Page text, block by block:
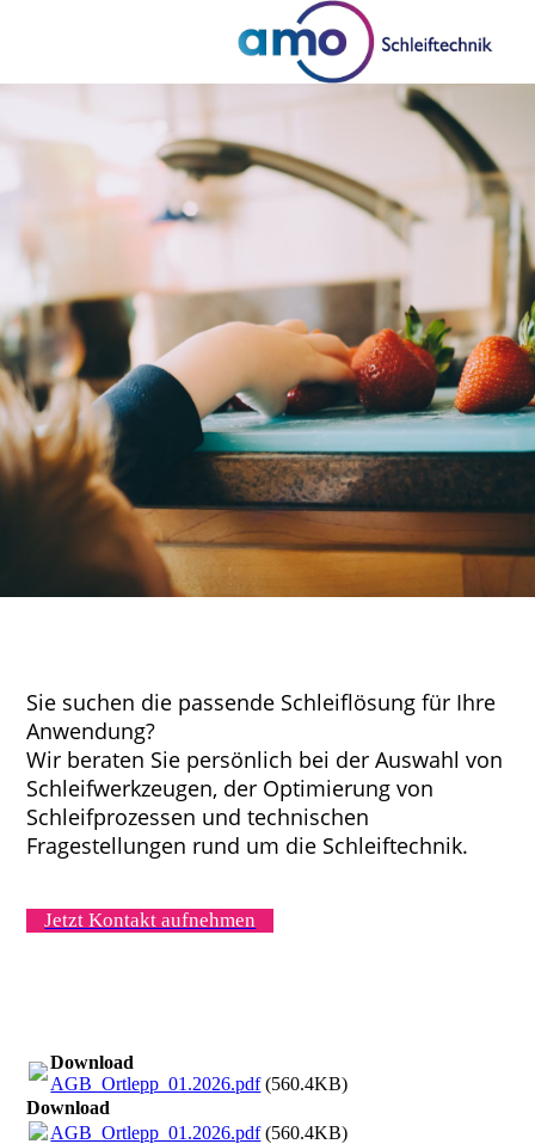
Sie suchen die passende Schleiflösung für Ihre
Anwendung?
Wir beraten Sie persönlich bei der Auswahl von
Schleifwerkzeugen, der Optimierung von
Schleifprozessen und technischen
Fragestellungen rund um die Schleiftechnik.
Jetzt Kontakt aufnehmen
Download
AGB_Ortlepp_01.2026.pdf(560.4KB)
Download
AGB_Ortlepp_01.2026.pdf(560.4KB)